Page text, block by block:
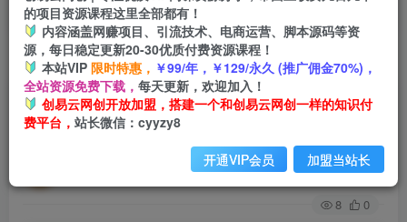
脚本卡密
首页 创业课程 会员免费 正文
AI一键生成古风音乐MV，0剪辑基础1小时出片，
多种变现渠道，一部手机月入5位数
关注
8 0
的项目资源课程这里全部都有！
内容涵盖网赚项目、引流技术、电商运营、脚本源码等资
源，每日稳定更新20-30优质付费资源课程！
本站VIP 限时特惠， ￥99/年，￥129/永久 (推广佣金70%)，
全站资源免费下载， 每天更新，欢迎加入！
创易云网创开放加盟，搭建一个和创易云网创一样的知识付
费平台， 站长微信：cyyzy8
开通VIP会员 加盟当站长